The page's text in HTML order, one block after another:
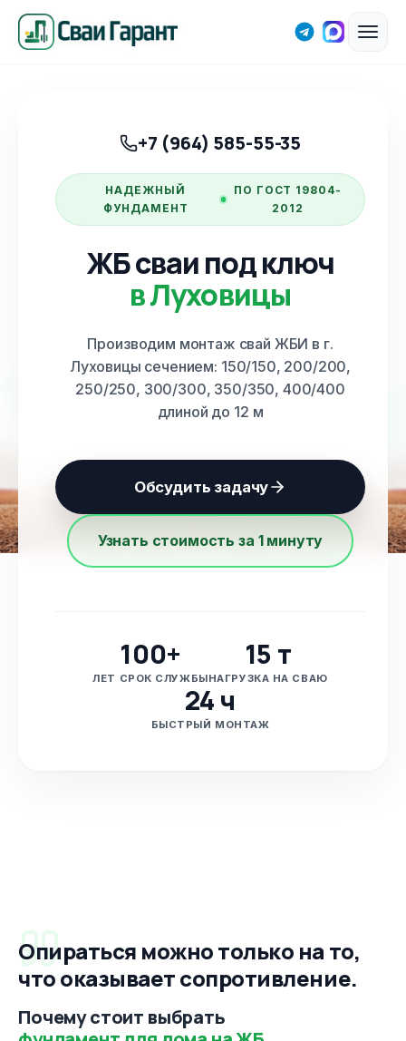
+7 (964) 585-55-35
НАДЕЖНЫЙ
ФУНДАМЕНТ
ПО ГОСТ 19804-
2012
ЖБ сваи под ключ
в Луховицы
Производим монтаж свай ЖБИ в г.
Луховицы сечением: 150/150, 200/200,
250/250, 300/300, 350/350, 400/400
длиной до 12 м
Обсудить задачу
Узнать стоимость за 1 минуту
100+
ЛЕТ СРОК СЛУЖБЫ
15 т
НАГРУЗКА НА СВАЮ
24 ч
БЫСТРЫЙ МОНТАЖ
Опираться можно только на то,
что оказывает сопротивление.
Почему стоит выбрать